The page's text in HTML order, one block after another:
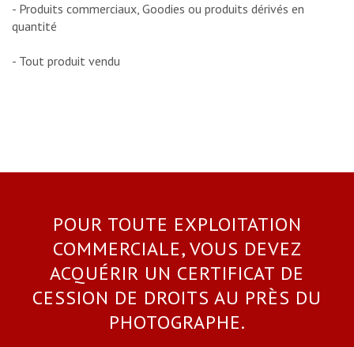
- Produits commerciaux, Goodies ou produits dérivés en
quantité
- Tout produit vendu
POUR TOUTE EXPLOITATION
COMMERCIALE, VOUS DEVEZ
ACQUÉRIR UN CERTIFICAT DE
CESSION DE DROITS AU PRÈS DU
PHOTOGRAPHE.